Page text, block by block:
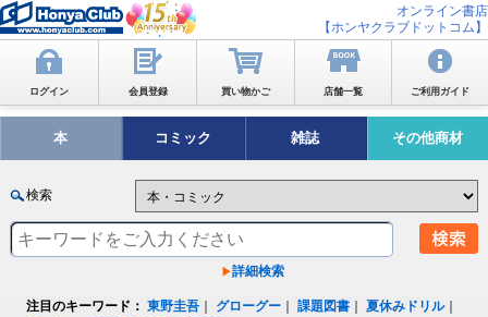
オンライン書店
【ホンヤクラブドットコム】
ログイン 会員登録 買い物かご 店舗一覧 ご利用ガイド
本 コミック 雑誌 その他商材
検索
詳細検索
注目のキーワード： 東野圭吾 グローグー ｜課題図書 ｜夏休みドリル｜